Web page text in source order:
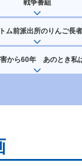
戦争番組
ム前派出所のりんご長
から60年 あのとき私